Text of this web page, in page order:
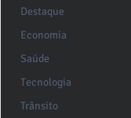
Destaque
Economia
Saúde
Tecnologia
Trânsito